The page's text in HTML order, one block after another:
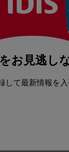
お見逃し
して最新情報を